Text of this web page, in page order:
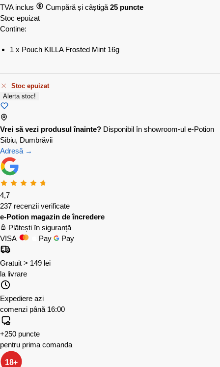
TVA inclus
Cumpără și câștigă 25 puncte
Stoc epuizat
Contine:
1 x Pouch KILLA Frosted Mint 16g
Stoc epuizat
Alerta stoc!
Vrei să vezi produsul înainte? Disponibil în showroom-ul e-Potion
Sibiu, Dumbrăvii
Adresă →
4,7
237 recenzii verificate
e-Potion magazin de încredere
Plătești în siguranță
VISA
Pay Pay
Gratuit > 149 lei
la livrare
Expediere azi
comenzi până 16:00
+250 puncte
pentru prima comanda
18+